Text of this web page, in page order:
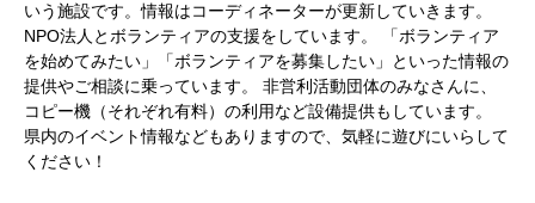
いう施設です。情報はコーディネーターが更新していきます。
NPO法人とボランティアの支援をしています。 「ボランティア
を始めてみたい」「ボランティアを募集したい」といった情報の
提供やご相談に乗っています。 非営利活動団体のみなさんに、
コピー機（それぞれ有料）の利用など設備提供もしています。
県内のイベント情報などもありますので、気軽に遊びにいらして
ください！